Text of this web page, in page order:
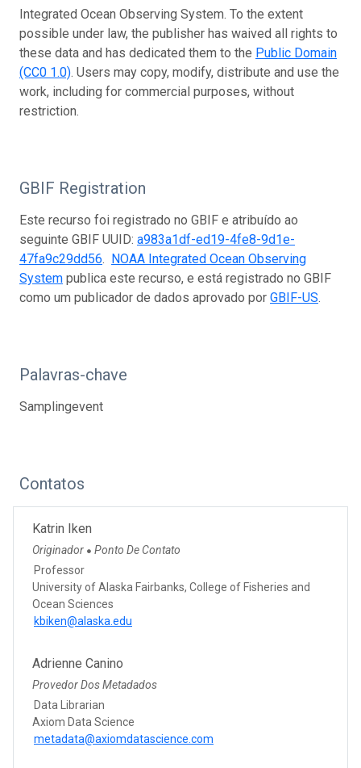
Integrated Ocean Observing System. To the extent
possible under law, the publisher has waived all rights to
these data and has dedicated them to the Public Domain
(CC0 1.0). Users may copy, modify, distribute and use the
work, including for commercial purposes, without
restriction.
GBIF Registration
Este recurso foi registrado no GBIF e atribuído ao
seguinte GBIF UUID: a983a1df-ed19-4fe8-9d1e-
47fa9c29dd56. NOAA Integrated Ocean Observing
System publica este recurso, e está registrado no GBIF
como um publicador de dados aprovado por GBIF-US.
Palavras-chave
Samplingevent
Contatos
Katrin Iken
Originador ● Ponto De Contato
Professor
University of Alaska Fairbanks, College of Fisheries and
Ocean Sciences
kbiken@alaska.edu
Adrienne Canino
Provedor Dos Metadados
Data Librarian
Axiom Data Science
metadata@axiomdatascience.com